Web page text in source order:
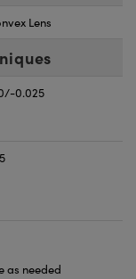
Lens
0.025
as needed